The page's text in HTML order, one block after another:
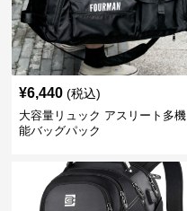
¥6,440 (税込)
大容量リュック アスリート多機
能バッグパック